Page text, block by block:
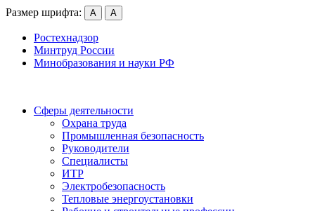
Размер шрифта: А А
Ростехнадзор
Минтруд России
Минобразования и науки РФ
Сферы деятельности
Охрана труда
Промышленная безопасность
Руководители
Специалисты
ИТР
Электробезопасность
Тепловые энергоустановки